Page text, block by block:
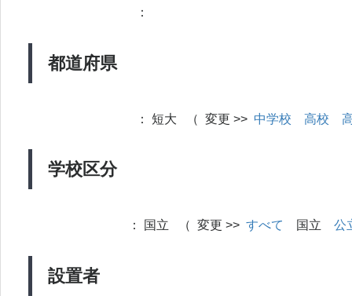
都道府県
：
学校区分
： 短大 （ 変更 >> 中学校 高校
設置者
： 国立 （ 変更 >> すべて 国立 公